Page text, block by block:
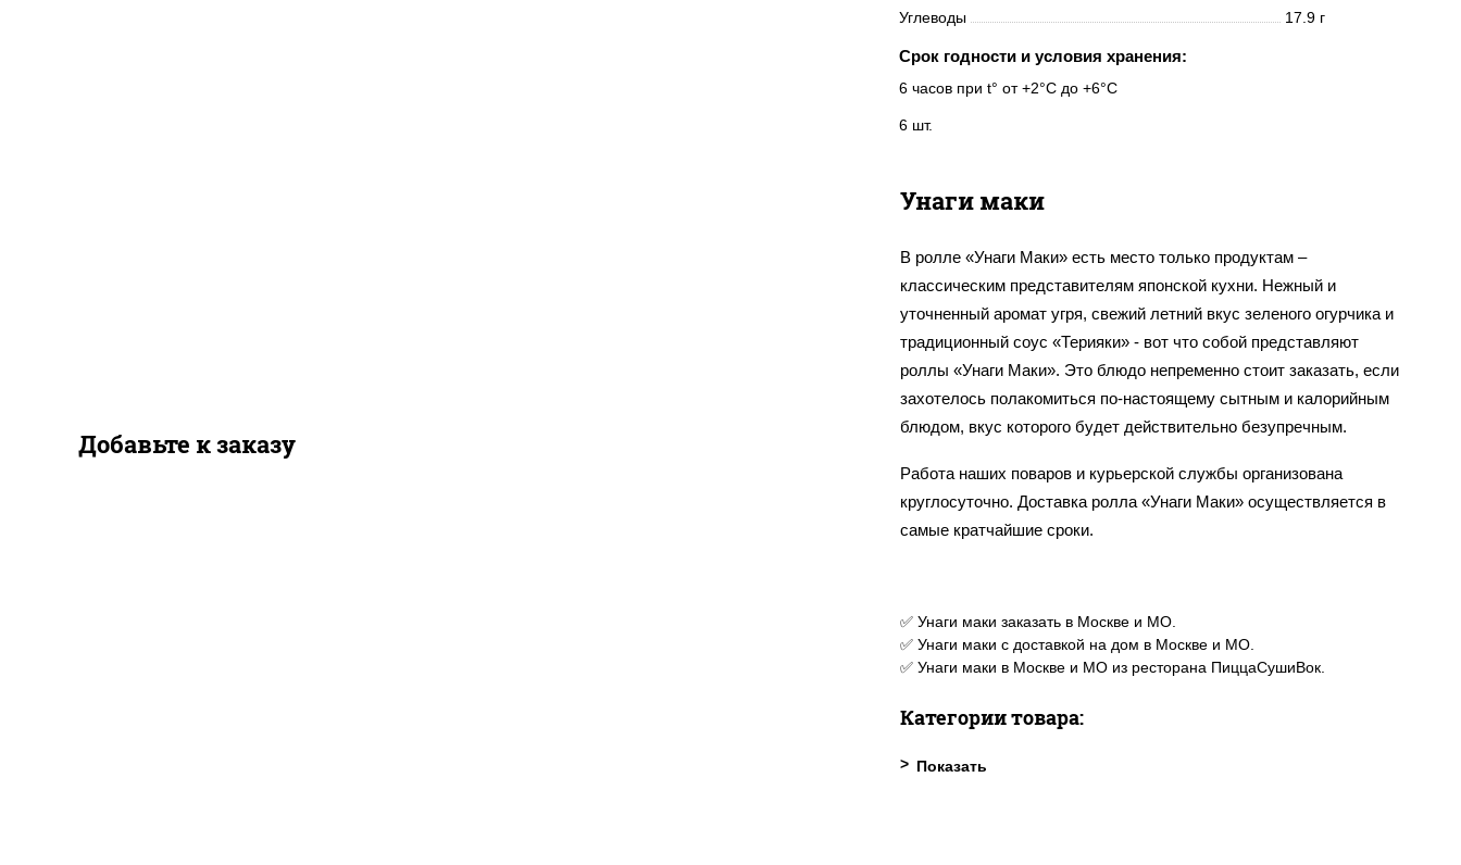
Углеводы
17.9 г
Срок годности и условия хранения:
6 часов при t° от +2°C до +6°C
6 шт.
Унаги маки
В ролле «Унаги Маки» есть место только продуктам –
классическим представителям японской кухни. Нежный и
уточненный аромат угря, свежий летний вкус зеленого огурчика и
традиционный соус «Терияки» - вот что собой представляют
роллы «Унаги Маки». Это блюдо непременно стоит заказать, если
захотелось полакомиться по-настоящему сытным и калорийным
блюдом, вкус которого будет действительно безупречным.
Работа наших поваров и курьерской службы организована
круглосуточно. Доставка ролла «Унаги Маки» осуществляется в
самые кратчайшие сроки.
✅ Унаги маки заказать в Москве и МО.
✅ Унаги маки с доставкой на дом в Москве и МО.
✅ Унаги маки в Москве и МО из ресторана ПиццаСушиВок.
Категории товара:
Добавьте к заказу